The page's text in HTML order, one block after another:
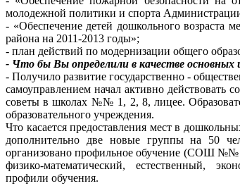
молодежной политики и спорта
- «Обеспечение детей дошкольного возраста
района на 2011-2013 годы»;
- план действий по модернизации общего
- Что бы Вы определили в качестве основных
- Получило развитие государственно -
самоуправлением начал активно действовать
советы в школах №№ 1, 2, 8, лицее.
образовательного учреждения.
Что касается предоставления мест в
дополнительно две новые группы на 50
организовано профильное обучение (СОШ №№
физико-математический, естественный,
профили обучения.